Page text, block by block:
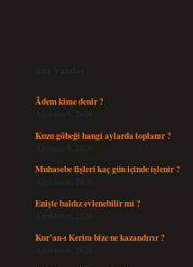
Son Yazılar
Âdem kime denir ?
Ağustos 9, 2026
Kuzu göbeği hangi aylarda toplanır ?
Ağustos 8, 2026
Muhasebe fişleri kaç gün içinde işlenir ?
Ağustos 8, 2026
Enişte baldız evlenebilir mi ?
Ağustos 6, 2026
Kur’an-ı Kerim bize ne kazandırır ?
Ağustos 6, 2026